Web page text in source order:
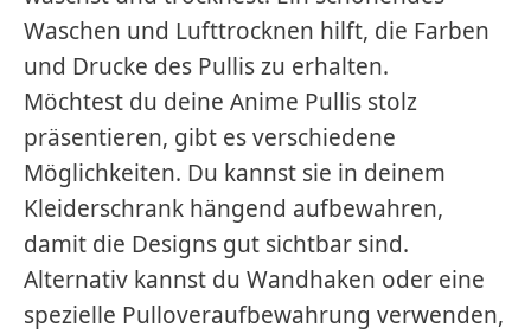
Waschen und Lufttrocknen hilft, die Farben
und Drucke des Pullis zu erhalten.
Möchtest du deine Anime Pullis stolz
präsentieren, gibt es verschiedene
Möglichkeiten. Du kannst sie in deinem
Kleiderschrank hängend aufbewahren,
damit die Designs gut sichtbar sind.
Alternativ kannst du Wandhaken oder eine
spezielle Pulloveraufbewahrung verwenden,